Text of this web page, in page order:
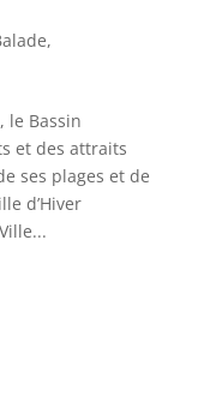
,
le Bassin
et des attraits
ses plages et de
d’Hiver